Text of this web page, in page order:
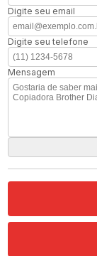
Digite seu email
Digite seu telefone
Mensagem